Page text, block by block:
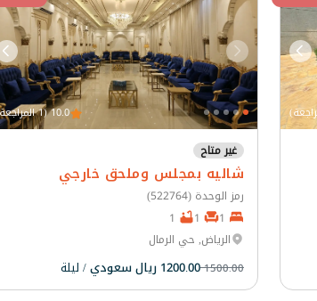
10.0 (1 المراجعة)
غير متاح
شاليه بمجلس وملحق خارجي
رمز الوحدة (522764)
الرياض, حي الرمال
1500.001200.00 ريال سعودي / ليلة